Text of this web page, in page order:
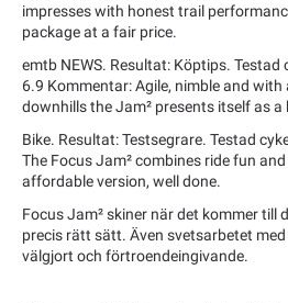
impresses with honest trail
package at a fair price.
emtb NEWS. Resultat: Köptips. Testad
6.9 Kommentar: Agile, nimble and
downhills the Jam² presents itself as a
Bike. Resultat: Testsegrare. Testad
The Focus Jam² combines ride fun
affordable version, well done.
Focus Jam² skiner när det kommer till
precis rätt sätt. Även svetsarbetet
välgjort och förtroendeingivande.